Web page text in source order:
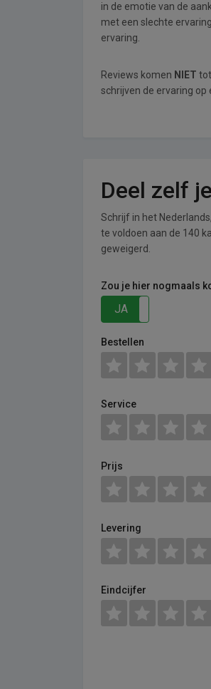
in de emotie van de
met een slechte
ervaring.
Reviews komen NIET
schrijven de ervaring op
Deel zelf
Schrijf in het
te voldoen aan de 140
geweigerd.
Zou je hier nogmaals
JA
Bestellen
Service
Prijs
Levering
Eindcijfer